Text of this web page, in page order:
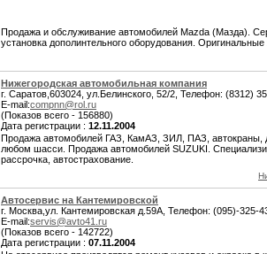
Продажа и обслуживание автомобилей Mazda (Мазда).
установка дополинтельного оборудования. Оригинальные
Нижегородская автомобильная компания
г. Саратов,603024, ул.Белинского, 52/2, Телефон: (8312)
E-mail:compnn@rol.ru
(Показов всего - 156880)
Дата регистрации : 12.11.2004
Продажа автомобилей ГАЗ, КамАЗ, ЗИЛ, ПАЗ, автокраны,
любом шасси. Продажа автомобилей SUZUKI.
рассрочка, автострахование.
Автосервис на Кантемировской
г. Москва,ул. Кантемировская д.59А, Телефон: (095)-325-
E-mail:servis@avto41.ru
(Показов всего - 142722)
Дата регистрации : 07.11.2004